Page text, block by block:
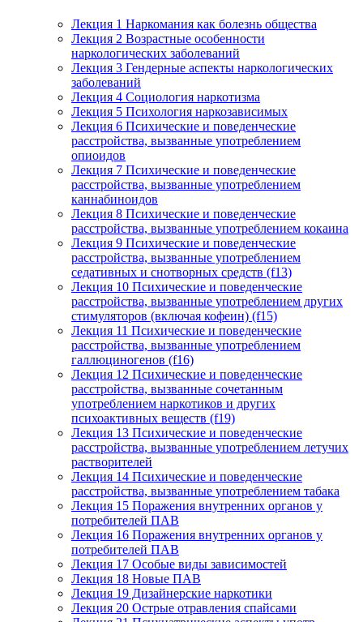
Лекция 1 Наркомания как болезнь общества
Лекция 2 Возрастные особенности
наркологических заболеваний
Лекция 3 Гендерные аспекты наркологических
заболеваний
Лекция 4 Социология наркотизма
Лекция 5 Психология наркозависимых
Лекция 6 Психические и поведенческие
расстройства, вызванные употреблением
опиоидов
Лекция 7 Психические и поведенческие
расстройства, вызванные употреблением
каннабиноидов
Лекция 8 Психические и поведенческие
расстройства, вызванные употреблением кокаина
Лекция 9 Психические и поведенческие
расстройства, вызванные употреблением
седативных и снотворных средств (f13)
Лекция 10 Психические и поведенческие
расстройства, вызванные употреблением других
стимуляторов (включая кофеин) (f15)
Лекция 11 Психические и поведенческие
расстройства, вызванные употреблением
галлюциногенов (f16)
Лекция 12 Психические и поведенческие
расстройства, вызванные сочетанным
употреблением наркотиков и других
психоактивных веществ (f19)
Лекция 13 Психические и поведенческие
расстройства, вызванные употреблением летучих
растворителей
Лекция 14 Психические и поведенческие
расстройства, вызванные употреблением табака
Лекция 15 Поражения внутренних органов у
потребителей ПАВ
Лекция 16 Поражения внутренних органов у
потребителей ПАВ
Лекция 17 Особые виды зависимостей
Лекция 18 Новые ПАВ
Лекция 19 Дизайнерские наркотики
Лекция 20 Острые отравления спайсами